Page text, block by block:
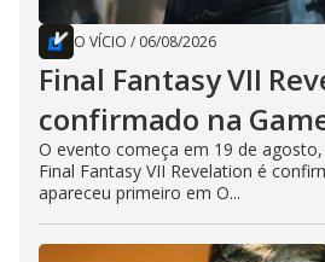
O VÍCIO / 06/08/2026
Final Fantasy VII
confirmado na
O evento começa em 19 de
Final Fantasy VII Revelation é
apareceu primeiro em O...